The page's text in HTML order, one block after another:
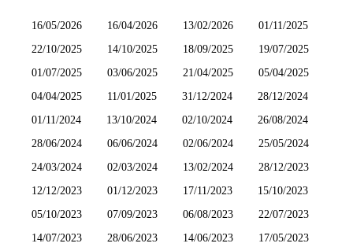
16/05/2026 16/04/2026 13/02/2026
01/11/2025
22/10/2025
14/10/2025 18/09/2025
19/07/2025
01/07/2025
03/06/2025 21/04/2025
05/04/2025
04/04/2025
11/01/2025 31/12/2024
28/12/2024
01/11/2024
13/10/2024 02/10/2024
26/08/2024
28/06/2024
06/06/2024 02/06/2024
25/05/2024
24/03/2024
02/03/2024 13/02/2024
28/12/2023
12/12/2023
01/12/2023 17/11/2023
15/10/2023
05/10/2023
07/09/2023 06/08/2023
22/07/2023
14/07/2023
28/06/2023 14/06/2023
17/05/2023